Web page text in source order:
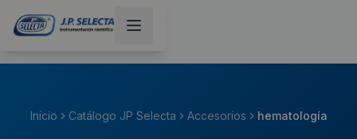
Inicio Catálogo JP Selecta Accesorios hematología